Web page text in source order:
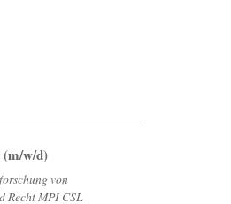
w/d)
von
Recht MPI CSL